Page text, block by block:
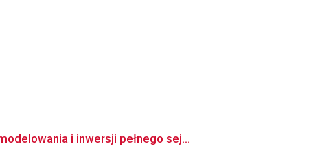
i inwersji pełnego sej...